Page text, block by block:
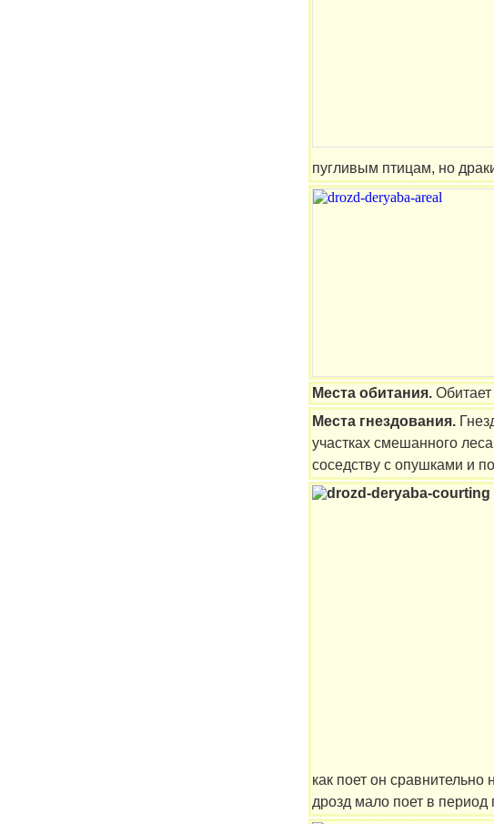
пугливым птицам, но
Места обитания.
Места гнездования.
участках смешанного
соседству с опушками и
как поет он сравнительно
дрозд мало поет в